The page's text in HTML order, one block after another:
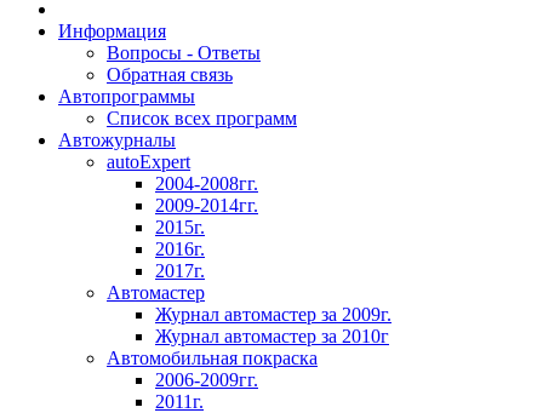
Информация
Вопросы - Ответы
Обратная связь
Автопрограммы
Список всех программ
Автожурналы
autoExpert
2004-2008гг.
2009-2014гг.
2015г.
2016г.
2017г.
Автомастер
Журнал автомастер за 2009г.
Журнал автомастер за 2010г
Автомобильная покраска
2006-2009гг.
2011г.